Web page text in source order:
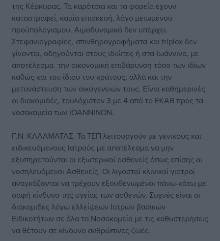
της Κέρκυρας. Τα καρότσια και τα φορεία έχουν
καταστραφεί, καμία επισκευή, λόγο μειωμένου
προϋπολογισμού. Αιμοδυναμικό δεν υπάρχει.
Στεφανιογραφίες, σπινθηρογραφήματα και triplex δεν
γίνονται, οδηγούνται στους ιδιώτες ή στα Ιωάννινα, με
αποτέλεσμα την οικονομική επιβάρυνση τόσο των ιδίων
καθώς και του ίδιου του κράτους, αλλά και την
μετανάστευση των οικογενειών τους. Είναι καθημερινές
οι διακομιδές, τουλάχιστον 3 με 4 από το ΕΚΑΒ προς τα
νοσοκομεία των ΙΩΑΝΝΙΝΩΝ.
Γ.Ν. ΚΑΛΑΜΑΤΑΣ. Τα ΤΕΠ λειτουργούν με γενικούς και
ειδικευόμενους Ιατρούς με αποτέλεσμα να μην
εξυπηρετούνται οι εξωτερικοί ασθενείς όπως επίσης οι
νοσηλευόμενοι Ασθενείς. Οι λιγοστοί κλινικοί γιατροί
αναγκάζονται να τρέχουν εξουθενωμένοι πάνω-κάτω με
σαφή κίνδυνο της υγείας των ασθενών. Συχνές είναι οι
διακομιδές λόγω ελλείψεων Ιατρών βασικών
Ειδικοτήτων σε όλα τα Νοσοκομεία με τις καθυστερήσεις
να θέτουν σε κίνδυνο ανθρώπινες ζωές.